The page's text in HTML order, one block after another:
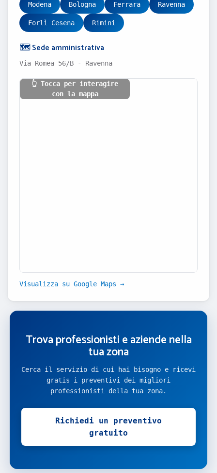
Modena Bologna Ferrara Ravenna
Forlì Cesena Rimini
🗺️ Sede amministrativa
Via Romea 56/B - Ravenna
👆 Tocca per interagire
con la mappa
Visualizza su Google Maps →
Trova professionisti e aziende nella
tua zona
Cerca il servizio di cui hai bisogno e ricevi
gratis i preventivi dei migliori
professionisti della tua zona.
Richiedi un preventivo
gratuito